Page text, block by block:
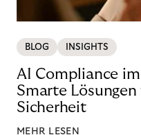
BLOG INSIGHTS
AI Compliance
Smarte
Sicherheit
MEHR LESEN